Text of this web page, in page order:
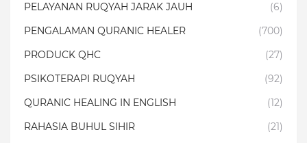
PELAYANAN RUQYAH JARAK JAUH
(6)
PENGALAMAN QURANIC HEALER
(700)
PRODUCK QHC
(27)
PSIKOTERAPI RUQYAH
(92)
QURANIC HEALING IN ENGLISH
(12)
RAHASIA BUHUL SIHIR
(21)